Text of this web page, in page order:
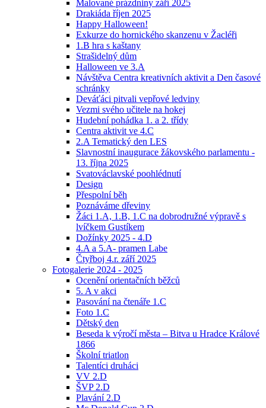
Malované prázdniny září 2025
Drakiáda říjen 2025
Happy Halloween!
Exkurze do hornického skanzenu v Žacléři
1.B hra s kaštany
Strašidelný dům
Halloween ve 3.A
Návštěva Centra kreativních aktivit a Den časové
schránky
Deváťáci pitvali vepřové ledviny
Vezmi svého učitele na hokej
Hudební pohádka 1. a 2. třídy
Centra aktivit ve 4.C
2.A Tematický den LES
Slavnostní inaugurace žákovského parlamentu -
13. října 2025
Svatováclavské poohlédnutí
Design
Přespolní běh
Poznáváme dřeviny
Žáci 1.A, 1.B, 1.C na dobrodružné výpravě s
lvíčkem Gustíkem
Dožínky 2025 - 4.D
4.A a 5.A- pramen Labe
Čtyřboj 4.r. září 2025
Fotogalerie 2024 - 2025
Ocenění orientačních běžců
5. A v akci
Pasování na čtenáře 1.C
Foto 1.C
Dětský den
Beseda k výročí města – Bitva u Hradce Králové
1866
Školní triatlon
Talentíci druháci
VV 2.D
ŠVP 2.D
Plavání 2.D